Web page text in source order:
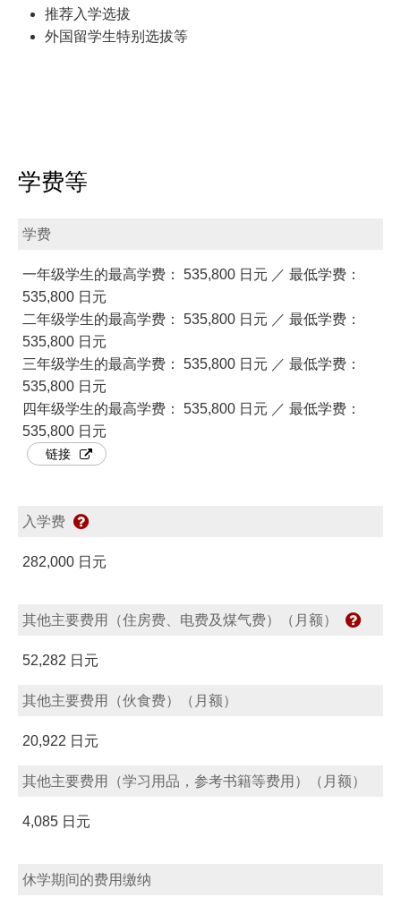
推荐入学选拔
外国留学生特别选拔等
学费等
学费
一年级学生的最高学费： 535,800 日元 ／ 最低学费：
535,800 日元
二年级学生的最高学费： 535,800 日元 ／ 最低学费：
535,800 日元
三年级学生的最高学费： 535,800 日元 ／ 最低学费：
535,800 日元
四年级学生的最高学费： 535,800 日元 ／ 最低学费：
535,800 日元
链接
入学费
282,000 日元
其他主要费用（住房费、电费及煤气费）（月额）
52,282 日元
其他主要费用（伙食费）（月额）
20,922 日元
其他主要费用（学习用品，参考书籍等费用）（月额）
4,085 日元
休学期间的费用缴纳